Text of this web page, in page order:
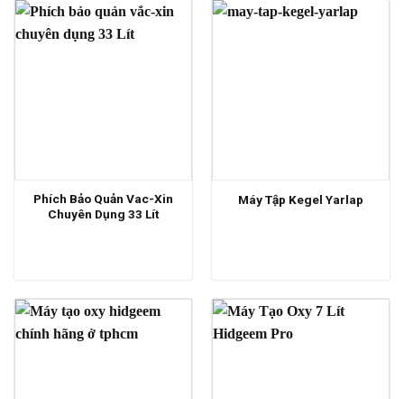
Phích Bảo Quản Vac-Xin
Chuyên Dụng 33 Lít
Máy Tập Kegel Yarlap